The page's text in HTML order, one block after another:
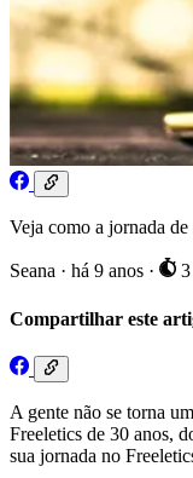
Veja como a jornada
Seana · há 9 anos · 3
Compartilhar este
A gente não se torna
Freeletics de 30 anos,
sua jornada no